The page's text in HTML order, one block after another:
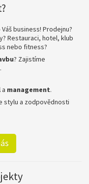
business! Prodejnu?
Restauraci, hotel, klub
nebo fitness?
? Zajistíme
a management.
stylu a zodpovědnosti